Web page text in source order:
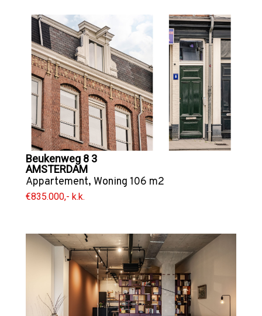
Beukenweg 8 3
AMSTERDAM
Appartement, Woning 106 m2
€835.000,- k.k.